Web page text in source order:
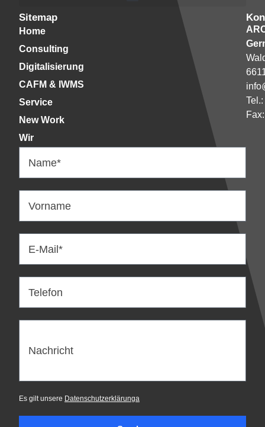
Sitemap
Home
Consulting
Digitalisierung
CAFM & IWMS
Service
New Work
Wir
Name*
Vorname
E-Mail*
Telefon
Nachricht
Es gilt unsere Datenschutzerklärunga